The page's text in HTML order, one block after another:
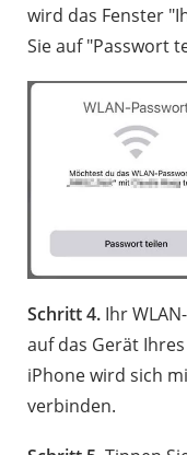
wird das Fenster
Sie auf "Passwort
Schritt 4. Ihr
auf das Gerät
iPhone wird sich
verbinden.